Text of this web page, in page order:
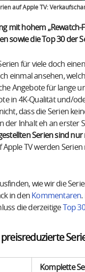
auf Apple TV:
mit hohem „Rewatch-
sowie die Top 30 der
für viele doch
einmal ansehen,
Angebote für lange
in 4K-Qualität und/
dass die Serien
Inhalt eh an erster
Serien sind
Apple TV werden
wie wir die
in den Kommentaren.
die derzeitigeTop
preisreduzierte
Komplette